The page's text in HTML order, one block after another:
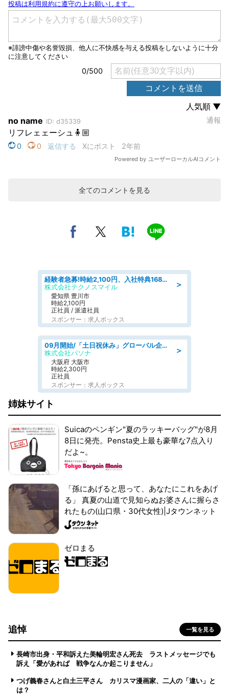
全てのコメントを見る
＞
経験者急募!時給2,100円、入社特典168万円の自動車製造業務/トヨタ自動車/tutumi
株式会社テクノスマイル
愛知県 豊川市
時給2,100円
正社員 / 派遣社員
スポンサー：求人ボックス
＞
09月開始/「土日祝休み」グローバル企業での産業保健のお仕事/保健師/高時給/残業なし/服装自由
株式会社パソナ
大阪府 大阪市
時給2,300円
正社員
スポンサー：求人ボックス
姉妹サイト
Suicaのペンギン"夏のラッキーバッグ"が8月
8日に発売。Pensta史上最も豪華な7点入り
だよ~。
「孫にあげると思って、あなたにこれをあげ
る」 真夏の山道で見知らぬお婆さんに握らさ
れたもの(山口県・30代女性)|Jタウンネット
ゼロまる
追悼 一覧を見る
長崎市出身・平和訴えた美輪明宏さん死去 ラストメッセージでも
訴え「愛があれば 戦争なんか起こりません」
つげ義春さんと白土三平さん カリスマ漫画家、二人の「違い」と
は？